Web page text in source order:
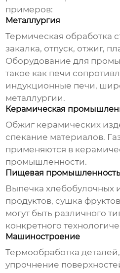
примеров:
Металлургия
Термическая обработка
закалка, отпуск, отжиг,
Оборудование для
такое как печи
индукционные печи,
металлургии.
Керамическая
Обжиг керамических
спекание материалов.
применяются в
промышленности.
Пищевая промышленность
Выпечка хлебобулочных
продуктов, сушка
могут быть различного
конкретного
Машиностроение
Термообработка деталей,
упрочнение